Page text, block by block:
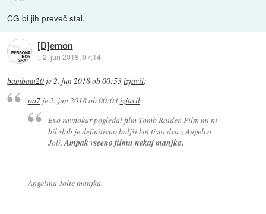
CG bi jih preveč stal.
[D]emon
::2. jun 2018, 07:14
bambam20 je 2. jun 2018 ob 00:53izjavil:
oo7je2. jun 2018 ob 00:04izjavil:
Evo ravnokar pogledal film Tomb Raider. Film mi ni
bil slab je definitivno boljši kot tista dva z Angelco
Joli.Ampak vseeno filmu nekaj manjka.
Angelina Jolie manjka.